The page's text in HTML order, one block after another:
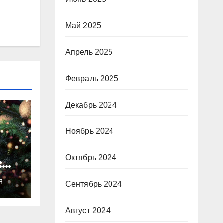
Май 2025
Апрель 2025
Февраль 2025
Декабрь 2024
Ноябрь 2024
Октябрь 2024
Сентябрь 2024
Август 2024